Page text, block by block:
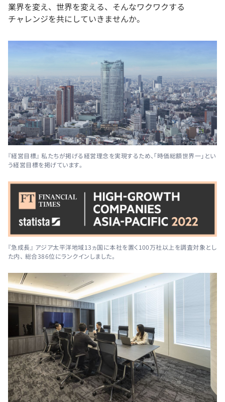
業界を変え、世界を変える、そんなワクワクする
チャレンジを共にしていきませんか。
『経営目標』 私たちが掲げる経営理念を実現するため、「時価総額世界一」とい
う経営目標を掲げています。
『急成長』 アジア太平洋地域13ヵ国に本社を置く100万社以上を調査対象とし
た内、 総合386位にランクインしました。